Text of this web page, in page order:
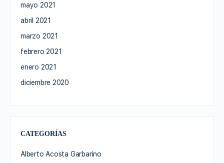
mayo 2021
abril 2021
marzo 2021
febrero 2021
enero 2021
diciembre 2020
CATEGORÍAS
Alberto Acosta Garbarino